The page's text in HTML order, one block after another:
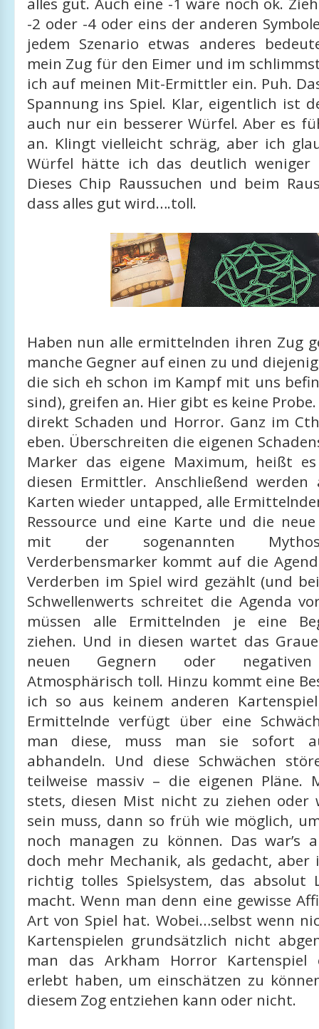
-2 oder -4 oder eins der anderen
jedem Szenario etwas anderes
mein Zug für den Eimer und im
ich auf meinen Mit-Ermittler ein. Puh.
Spannung ins Spiel. Klar, eigentlich ist
auch nur ein besserer Würfel. Aber es
an. Klingt vielleicht schräg, aber ich
Würfel hätte ich das deutlich weniger
Dieses Chip Raussuchen und beim
dass alles gut wird….toll.
Haben nun alle ermittelnden ihren Zug
manche Gegner auf einen zu und
die sich eh schon im Kampf mit uns
sind), greifen an. Hier gibt es keine
direkt Schaden und Horror. Ganz im
eben. Überschreiten die eigenen
Marker das eigene Maximum, heißt es
diesen Ermittler. Anschließend werden
Karten wieder untapped, alle
Ressource und eine Karte und die
mit der sogenannten
Verderbensmarker kommt auf die
Verderben im Spiel wird gezählt (und
Schwellenwerts schreitet die Agenda
müssen alle Ermittelnden je eine
ziehen. Und in diesen wartet das
neuen Gegnern oder negativen
Atmosphärisch toll. Hinzu kommt eine
ich so aus keinem anderen
Ermittelnde verfügt über eine
man diese, muss man sie sofort
abhandeln. Und diese Schwächen
teilweise massiv – die eigenen Pläne.
stets, diesen Mist nicht zu ziehen oder
sein muss, dann so früh wie möglich,
noch managen zu können. Das war’s
doch mehr Mechanik, als gedacht, aber
richtig tolles Spielsystem, das absolut
macht. Wenn man denn eine gewisse
Art von Spiel hat. Wobei…selbst wenn
Kartenspielen grundsätzlich nicht
man das Arkham Horror Kartenspiel
erlebt haben, um einschätzen zu
diesem Zog entziehen kann oder nicht.